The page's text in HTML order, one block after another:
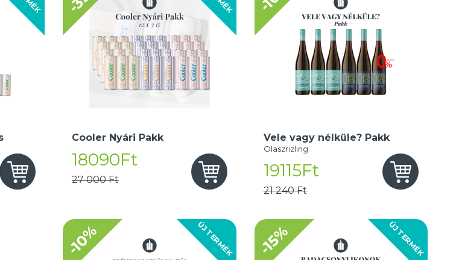
Cooler Nyári Pakk
18090Ft
27 000 Ft
Vele vagy nélküle? Pakk
Olaszrizling
19115Ft
21 240 Ft
ÚJ TERMÉK
-10% ÚJ TERMÉK
-15%